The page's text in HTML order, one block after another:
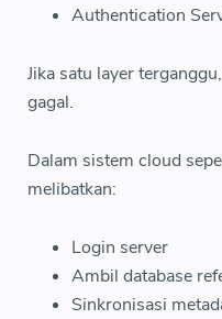
Authentication
Jika satu layer
gagal.
Dalam sistem cloud
melibatkan:
Login server
Ambil database
Sinkronisasi